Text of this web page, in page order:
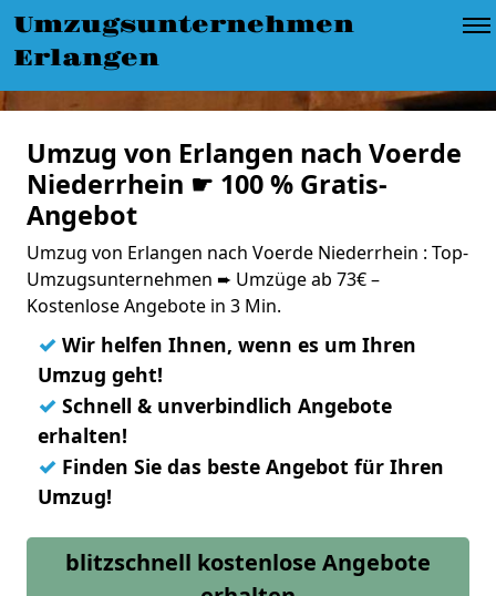
Umzugsunternehmen
Erlangen
Umzug von Erlangen nach Voerde
Niederrhein ☛ 100 % Gratis-
Angebot
Umzug von Erlangen nach Voerde Niederrhein : Top-
Umzugsunternehmen ➨ Umzüge ab 73€ –
Kostenlose Angebote in 3 Min.
✓ Wir helfen Ihnen, wenn es um Ihren
Umzug geht!
✓ Schnell & unverbindlich Angebote
erhalten!
✓ Finden Sie das beste Angebot für Ihren
Umzug!
blitzschnell kostenlose Angebote